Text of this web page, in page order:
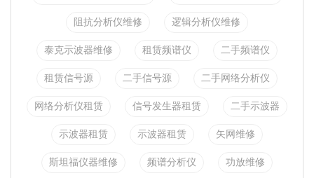
阻抗分析仪维修 逻辑分析仪维修
泰克示波器维修 租赁频谱仪 二手频谱仪
租赁信号源 二手信号源 二手网络分析仪
网络分析仪租赁 信号发生器租赁 二手示波器
示波器租赁 示波器租赁 矢网维修
斯坦福仪器维修 频谱分析仪 功放维修